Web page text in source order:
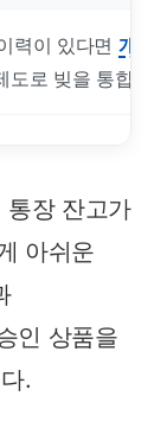
력이 있다면 개인
도로 빚을 통합하
통장 잔고가
아쉬운
인 상품을
.